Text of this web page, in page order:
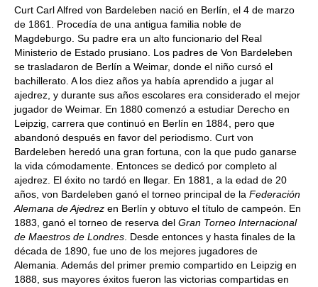
Curt Carl Alfred von Bardeleben nació en Berlín, el 4 de marzo
de 1861. Procedía de una antigua familia noble de
Magdeburgo. Su padre era un alto funcionario del Real
Ministerio de Estado prusiano. Los padres de Von Bardeleben
se trasladaron de Berlín a Weimar, donde el niño cursó el
bachillerato. A los diez años ya había aprendido a jugar al
ajedrez, y durante sus años escolares era considerado el mejor
jugador de Weimar. En 1880 comenzó a estudiar Derecho en
Leipzig, carrera que continuó en Berlín en 1884, pero que
abandonó después en favor del periodismo. Curt von
Bardeleben heredó una gran fortuna, con la que pudo ganarse
la vida cómodamente. Entonces se dedicó por completo al
ajedrez. El éxito no tardó en llegar. En 1881, a la edad de 20
años, von Bardeleben ganó el torneo principal de la Federación
Alemana de Ajedrez en Berlín y obtuvo el título de campeón. En
1883, ganó el torneo de reserva del Gran Torneo Internacional
de Maestros de Londres . Desde entonces y hasta finales de la
década de 1890, fue uno de los mejores jugadores de
Alemania. Además del primer premio compartido en Leipzig en
1888, sus mayores éxitos fueron las victorias compartidas en